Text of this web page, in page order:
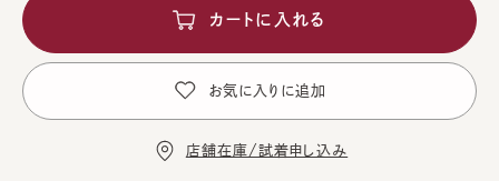
カートに入れる
お気に入りに追加
店舗在庫/試着申し込み